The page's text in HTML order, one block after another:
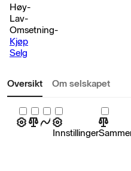
Høy-
Lav-
Omsetning-
Kjøp
Selg
Oversikt Om selskapet
Innstillinger